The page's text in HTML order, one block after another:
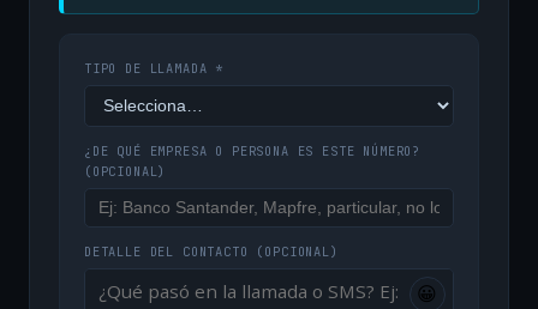
TIPO DE LLAMADA *
¿DE QUÉ EMPRESA O PERSONA ES ESTE NÚMERO?
(OPCIONAL)
DETALLE DEL CONTACTO (OPCIONAL)
😀